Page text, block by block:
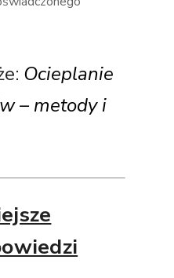
Ocieplanie
– metody i